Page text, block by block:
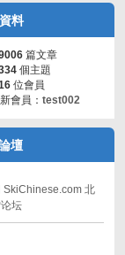
料
篇文章
個主題
位會員
會員： test002
壇
SkiChinese.com 北
坛